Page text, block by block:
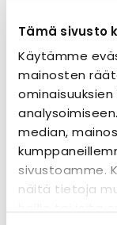
Tämä sivusto
Käytämme
mainosten
median,
sivustoamme.
näitä tietoja
muutoksia
pidämme
maanantaista
tavoittaa